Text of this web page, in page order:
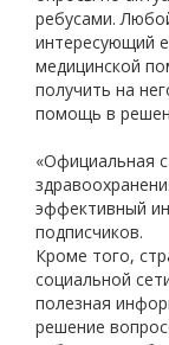
ребусами.
интересующий
медицинской
получить на
помощь в
«Официальная
эффективный
подписчиков.
Кроме того,
социальной
полезная
решение